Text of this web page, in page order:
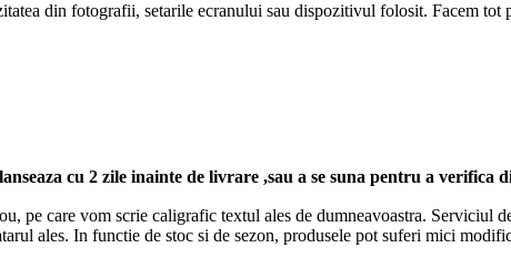
din fotografii, setarile ecranului sau dispozitivul folosit. Facem
cu 2 zile inainte de livrare ,sau a se suna pentru a verifica
pe care vom scrie caligrafic textul ales de dumneavoastra. Serviciul
ales. In functie de stoc si de sezon, produsele pot suferi mici